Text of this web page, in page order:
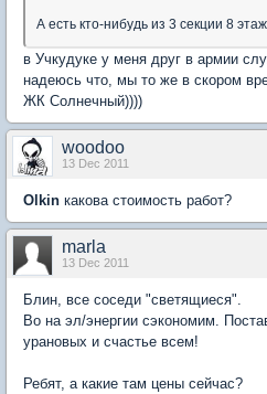
А есть кто-нибудь из 3 секции 8
в Учкудуке у меня друг в армии
надеюсь что, мы то же в скором
ЖК Солнечный))))
woodoo
13 Dec 2011
Olkin какова стоимость работ?
marla
13 Dec 2011
Блин, все соседи "светящиеся".
Во на эл/энергии сэкономим.
урановых и счастье всем!
Ребят, а какие там цены сейчас?